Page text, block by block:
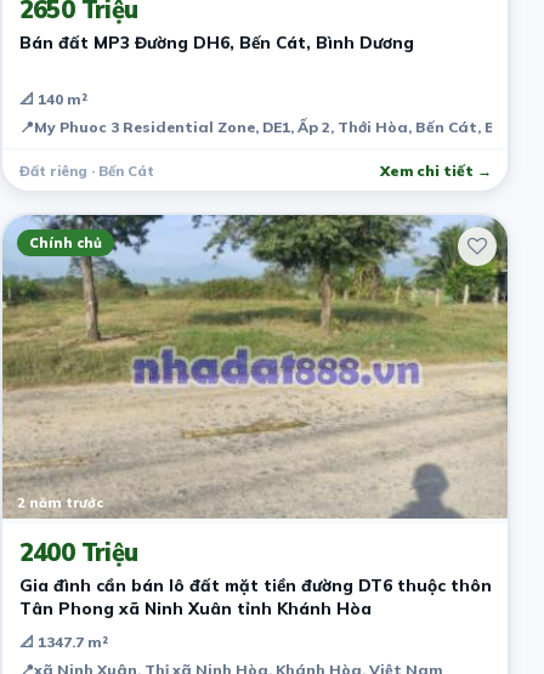
2650 Triệu
Bán đất MP3 Đường DH6, Bến Cát, Bình Dương
📐 140 m²
📍My Phuoc 3 Residential Zone, DE1, Ấp 2, Thới Hòa, Bến Cát, Bình
Đất riêng · Bến Cát Xem chi tiết →
Chính chủ
2 năm trước
2400 Triệu
Gia đình cần bán lô đất mặt tiền đường DT6 thuộc thôn
Tân Phong xã Ninh Xuân tỉnh Khánh Hòa
📐 1347.7 m²
📍xã Ninh Xuân, Thị xã Ninh Hòa, Khánh Hòa, Việt Nam